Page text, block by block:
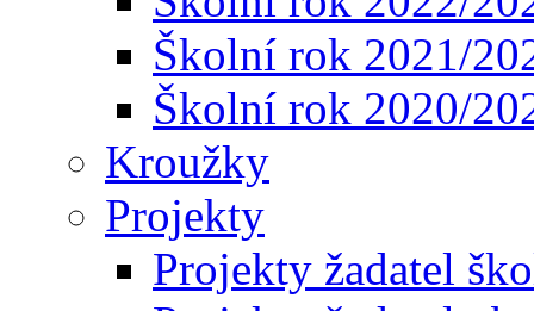
Školní rok 2021/
Školní rok 2020/
Kroužky
Projekty
Projekty žadatel